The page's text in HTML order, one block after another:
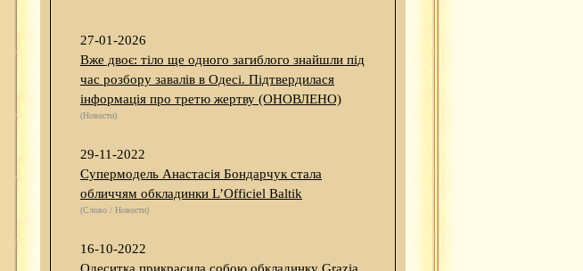
27-01-2026
Вже двоє: тіло ще одного загиблого знайшли під
час розбору завалів в Одесі. Підтвердилася
інформація про третю жертву (ОНОВЛЕНО)
(Новости)
29-11-2022
Супермодель Анастасія Бондарчук стала
обличчям обкладинки L’Officiel Baltik
(Слово / Новости)
16-10-2022